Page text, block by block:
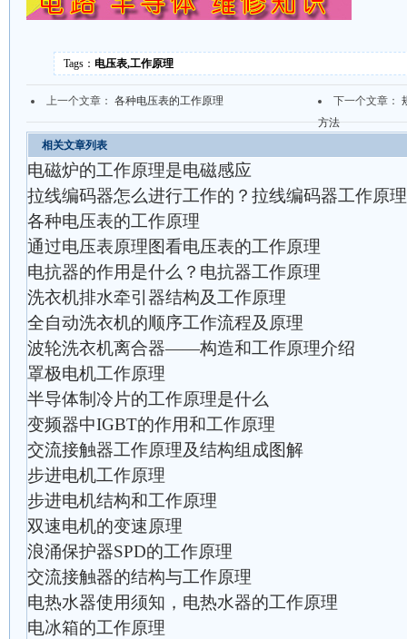
Tags： 电压表,工作原理
上一个文章： 各种电压表的工作原理 下一个文章：
方法
相关文章列表
电磁炉的工作原理是电磁感应
拉线编码器怎么进行工作的？拉线编码器工作原理
各种电压表的工作原理
通过电压表原理图看电压表的工作原理
电抗器的作用是什么？电抗器工作原理
洗衣机排水牵引器结构及工作原理
全自动洗衣机的顺序工作流程及原理
波轮洗衣机离合器——构造和工作原理介绍
罩极电机工作原理
半导体制冷片的工作原理是什么
变频器中IGBT的作用和工作原理
交流接触器工作原理及结构组成图解
步进电机工作原理
步进电机结构和工作原理
双速电机的变速原理
浪涌保护器SPD的工作原理
交流接触器的结构与工作原理
电热水器使用须知，电热水器的工作原理
电冰箱的工作原理